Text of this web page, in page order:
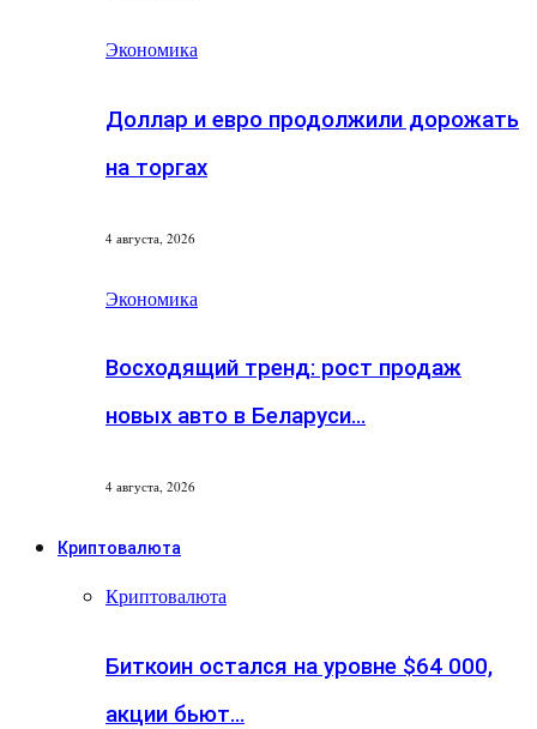
Экономика
Доллар и евро продолжили дорожать
на торгах
4 августа, 2026
Экономика
Восходящий тренд: рост продаж
новых авто в Беларуси…
4 августа, 2026
Криптовалюта
Криптовалюта
Биткоин остался на уровне $64 000,
акции бьют…